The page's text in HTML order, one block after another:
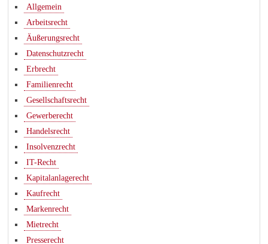
Allgemein
Arbeitsrecht
Äußerungsrecht
Datenschutzrecht
Erbrecht
Familienrecht
Gesellschaftsrecht
Gewerberecht
Handelsrecht
Insolvenzrecht
IT-Recht
Kapitalanlagerecht
Kaufrecht
Markenrecht
Mietrecht
Presserecht